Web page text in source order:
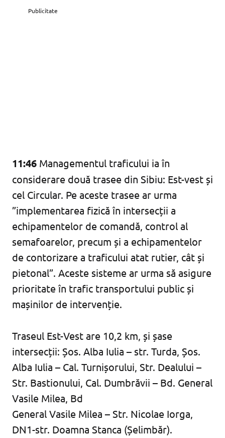
Publicitate
11:46 Managementul traficului ia în
considerare două trasee din Sibiu: Est-vest și
cel Circular. Pe aceste trasee ar urma
”implementarea fizică în intersecții a
echipamentelor de comandă, control al
semafoarelor, precum și a echipamentelor
de contorizare a traficului atat rutier, cât și
pietonal”. Aceste sisteme ar urma să asigure
prioritate în trafic transportului public și
mașinilor de intervenție.
Traseul Est-Vest are 10,2 km, și șase
intersecții: Șos. Alba Iulia – str. Turda, Șos.
Alba Iulia – Cal. Turnișorului, Str. Dealului –
Str. Bastionului, Cal. Dumbrăvii – Bd. General
Vasile Milea, Bd
General Vasile Milea – Str. Nicolae Iorga,
DN1-str. Doamna Stanca (Șelimbăr).